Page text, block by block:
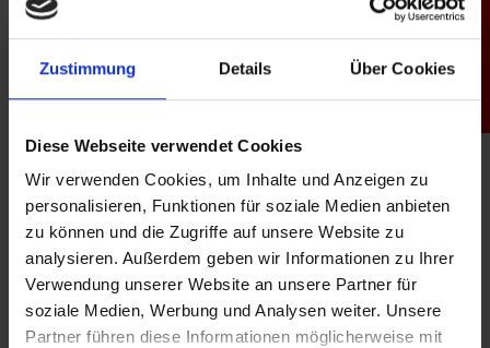
Zustimmung Details Über Cookies
Diese Webseite verwendet Cookies
Wir verwenden Cookies, um Inhalte und Anzeigen zu
personalisieren, Funktionen für soziale Medien anbieten
zu können und die Zugriffe auf unsere Website zu
analysieren. Außerdem geben wir Informationen zu Ihrer
Verwendung unserer Website an unsere Partner für
soziale Medien, Werbung und Analysen weiter. Unsere
Partner führen diese Informationen möglicherweise mit
Productfinder